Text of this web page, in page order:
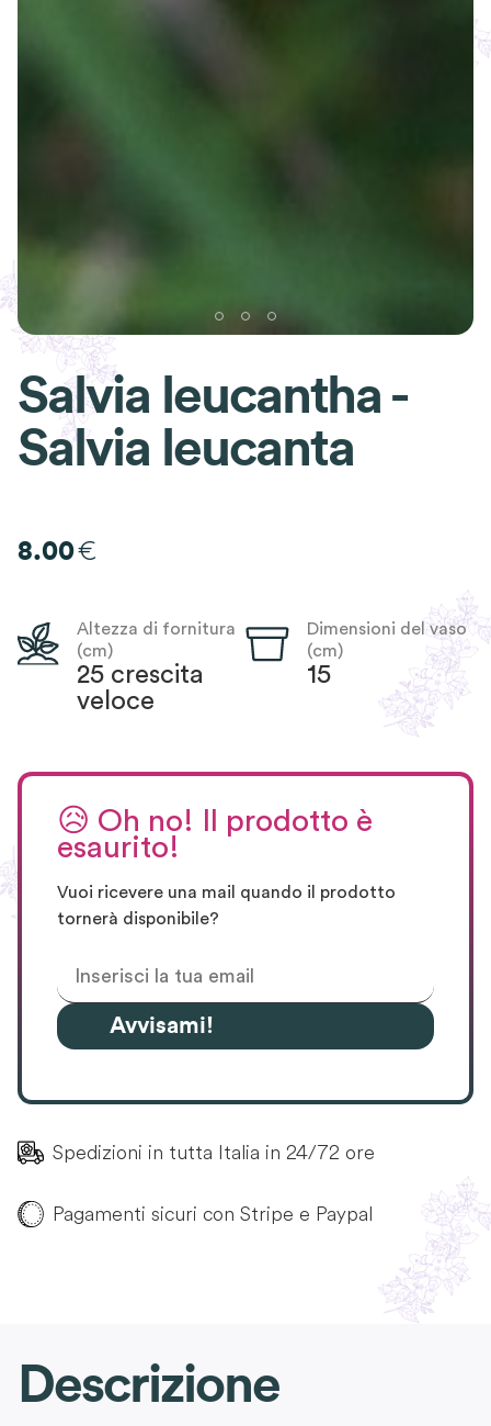
Salvia leucantha -
Salvia leucanta
8.00€
Altezza di fornitura
(cm)
25 crescita
veloce
Dimensioni del vaso
(cm)
15
😥 Oh no! Il prodotto è
esaurito!
Vuoi ricevere una mail quando il prodotto
tornerà disponibile?
Avvisami!
Spedizioni in tutta Italia in 24/72 ore
Pagamenti sicuri con Stripe e Paypal
Descrizione